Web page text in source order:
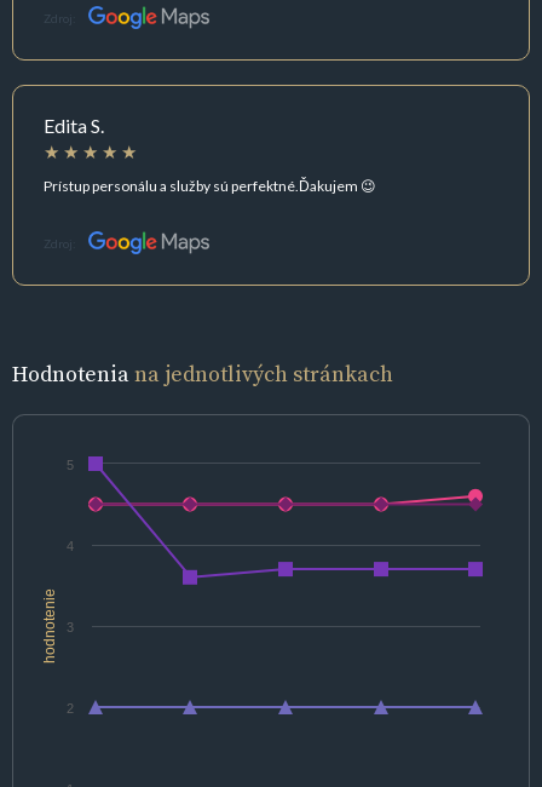
Zdroj:
Edita S.
Prístup personálu a služby sú perfektné.Ďakujem 😉
Zdroj:
Hodnoteniana jednotlivých stránkach
hodnotenie
2
3
4
5